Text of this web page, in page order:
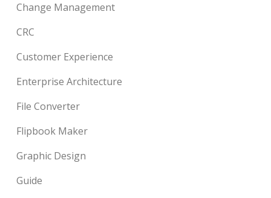
Change Management
CRC
Customer Experience
Enterprise Architecture
File Converter
Flipbook Maker
Graphic Design
Guide